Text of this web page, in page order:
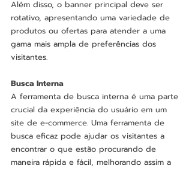
Além disso, o banner principal deve ser
rotativo, apresentando uma variedade de
produtos ou ofertas para atender a uma
gama mais ampla de preferências dos
visitantes.
Busca Interna
A ferramenta de busca interna é uma parte
crucial da experiência do usuário em um
site de e-commerce. Uma ferramenta de
busca eficaz pode ajudar os visitantes a
encontrar o que estão procurando de
maneira rápida e fácil, melhorando assim a